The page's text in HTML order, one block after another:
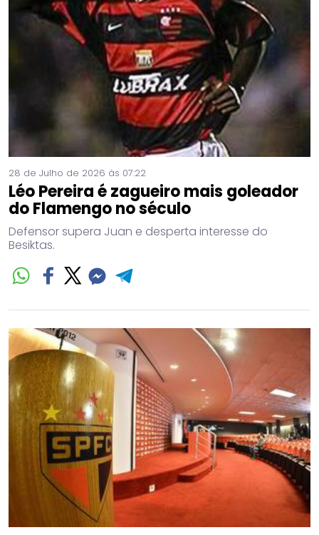
28 de Julho de 2026 às 07:22
Léo Pereira é zagueiro mais goleador
do Flamengo no século
Defensor supera Juan e desperta interesse do
Besiktas.